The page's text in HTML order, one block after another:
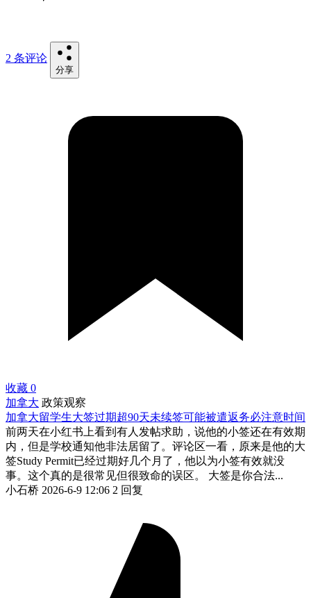
2 条评论
分享
收藏 0
加拿大 政策观察
加拿大留学生大签过期超90天未续签可能被遣返务必注意时间
前两天在小红书上看到有人发帖求助，说他的小签还在有效期
内，但是学校通知他非法居留了。评论区一看，原来是他的大
签Study Permit已经过期好几个月了，他以为小签有效就没
事。这个真的是很常见但很致命的误区。 大签是你合法...
小石桥 2026-6-9 12:06 2 回复